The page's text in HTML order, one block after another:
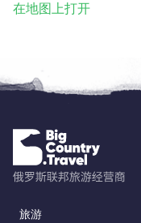
在地图上打开
旅游